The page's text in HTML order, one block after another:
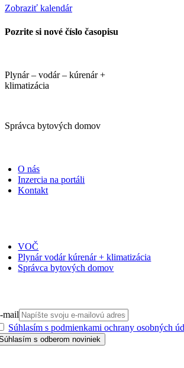
Zobraziť kalendár
Pozrite si nové číslo časopisu
Plynár – vodár – kúrenár +
klimatizácia
Správca bytových domov
O nás
Inzercia na portáli
Kontakt
VOČ
Plynár vodár kúrenár + klimatizácia
Správca bytových domov
mail
Súhlasím s podmienkami ochrany osobných